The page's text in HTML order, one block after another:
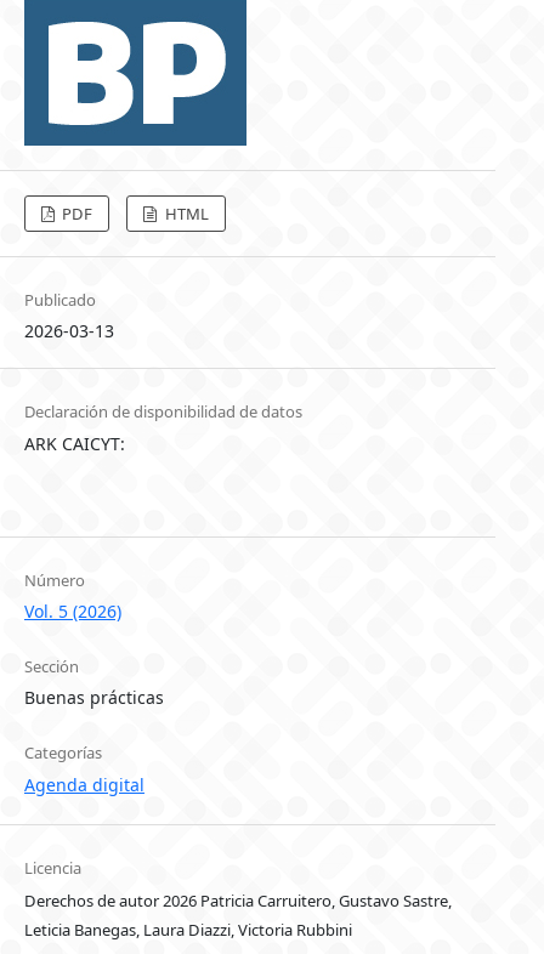
PDF HTML
Publicado
2026-03-13
Declaración de disponibilidad de datos
ARK CAICYT:
Número
Vol. 5 (2026)
Sección
Buenas prácticas
Categorías
Agenda digital
Licencia
Derechos de autor 2026 Patricia Carruitero, Gustavo Sastre,
Leticia Banegas, Laura Diazzi, Victoria Rubbini